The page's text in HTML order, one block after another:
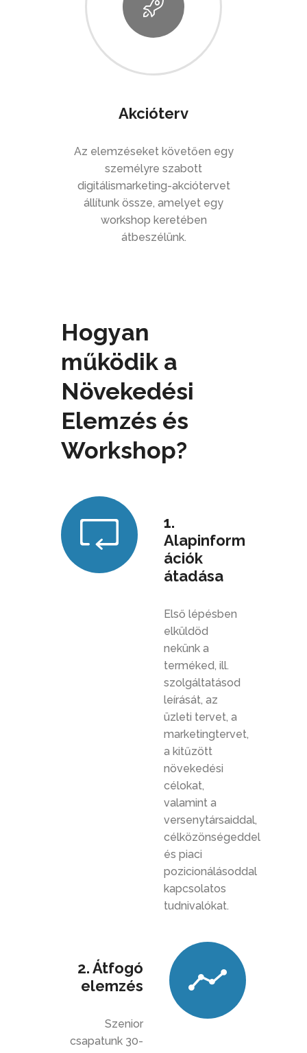
Akcióterv
Az elemzéseket követően egy
személyre szabott
digitálismarketing-akciótervet
állítunk össze, amelyet egy
workshop keretében
átbeszélünk.
Hogyan
működik a
Növekedési
Elemzés és
Workshop?
1.
Alapinform
ációk
átadása
Első lépésben
elküldöd
nekünk a
terméked, ill.
szolgáltatásod
leírását, az
üzleti tervet, a
marketingtervet,
a kitűzött
növekedési
célokat,
valamint a
versenytársaiddal,
célközönségeddel
és piaci
pozicionálásoddal
kapcsolatos
tudnivalókat.
2. Átfogó
elemzés
Szenior
csapatunk 30-